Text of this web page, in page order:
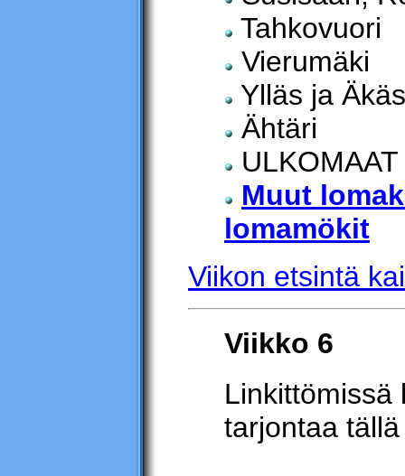
Tahkovuori
Vierumäki
Ylläs ja
Ähtäri
ULKOMAAT
Muut
lomamökit
Viikon etsintä
Viikko 6
Linkittömissä
tarjontaa